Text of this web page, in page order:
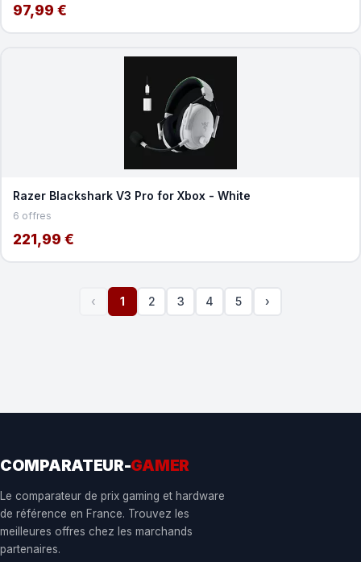
97,99 €
Razer Blackshark V3 Pro for Xbox - White
6 offres
221,99 €
‹ 1 2 3 4 5 ›
COMPARATEUR-GAMER
Le comparateur de prix gaming et hardware
de référence en France. Trouvez les
meilleures offres chez les marchands
partenaires.